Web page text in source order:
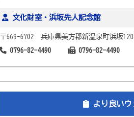
文化財室・浜坂先人記念館
〒669-6702 兵庫県美方郡新温泉町浜坂
0796-82-4490
0796-82-4490
より良い